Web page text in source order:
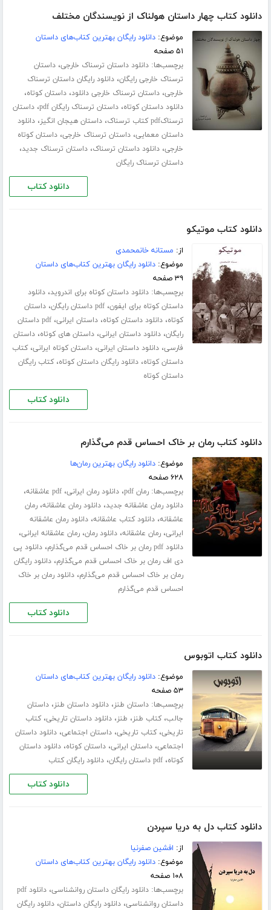
دانلود کتاب چهار داستان هولناک از نویسندگان مختلف
موضوع:دانلود رایگان بهترین کتاب‌های داستان
۵۱ صفحه
برچسب‌ها:دانلود داستان ترسناک خارجی،داستان
ترسناک خارجی رایگان،دانلود رایگان داستان ترسناک
خارجی،داستان ترسناک خارجی دانلود،داستان کوتاه،
دانلود داستان کوتاه،داستان ترسناک رایگان pdf ،داستان
ترسناکpdf کتاب ترسناک
،داستان هیجان انگیز،دانلود
داستان معمایی،داستان ترسناک خارجی،داستان کوتاه
خارجی،دانلود داستان ترسناک،داستان ترسناک جدید،
داستان ترسناک رایگان
دانلود کتاب
دانلود کتاب موتیکو
از: مستانه خانمحمدی
موضوع:دانلود رایگان بهترین کتاب‌های داستان
۳۹ صفحه
برچسب‌ها:دانلود داستان کوتاه برای اندروید،دانلود
داستان کوتاه برای ایفون،pdf داستان رایگان ،داستان
کوتاه،دانلود داستان کوتاه،داستان ایرانی،
pdf داستان
رایگان،دانلود داستان ایرانی،داستان های کوتاه،داستان
فارسی،دانلود داستان ایرانی،داستان کوتاه ایرانی،کتاب
داستان کوتاه،دانلود رایگان داستان کوتاه،کتاب رایگان
داستان کوتاه
دانلود کتاب
دانلود کتاب رمان بر خاک احساس قدم می‌گذارم
موضوع:دانلود رایگان بهترین رمان‌ها
۶۲۸ صفحه
برچسب‌ها:رمان pdf ،دانلود رمان ایرانی،pdf عاشقانه ،
دانلود رمان عاشقانه جدید،دانلود رمان عاشقانه،رمان
عاشقانه،دانلود کتاب عاشقانه،دانلود رمان عاشقانه
ایرانی،رمان عاشقانه،دانلود رمان،رمان عاشقانه ایرانی،
دانلود pdf رمان بر خاک احساس قدم می‌گذارم ،دانلود پی
دی اف رمان بر خاک احساس قدم می‌گذارم،دانلود رایگان
رمان بر خاک احساس قدم می‌گذارم،دانلود رمان بر خاک
احساس قدم می‌گذارم
دانلود کتاب
دانلود کتاب اتوبوس
موضوع:دانلود رایگان بهترین کتاب‌های داستان
۵۳ صفحه
برچسب‌ها:داستان طنز،دانلود داستان طنز،داستان
جالب،کتاب طنز، طنز،دانلود داستان تاریخی،کتاب
تاریخی،کتاب تاریخی،داستان اجتماعی،دانلود داستان
اجتماعی،داستان ایرانی،داستان کوتاه،دانلود داستان
کوتاه،pdf داستان رایگان ،دانلود رایگان کتاب
دانلود کتاب
دانلود کتاب دل به دریا سپردن
از: افشین صفرنیا
موضوع:دانلود رایگان بهترین کتاب‌های داستان
۱۰۸ صفحه
برچسب‌ها:دانلود رایگان داستان روانشناسی،
دانلود pdf
داستان روانشناسی،دانلود رایگان داستان،دانلود رایگان